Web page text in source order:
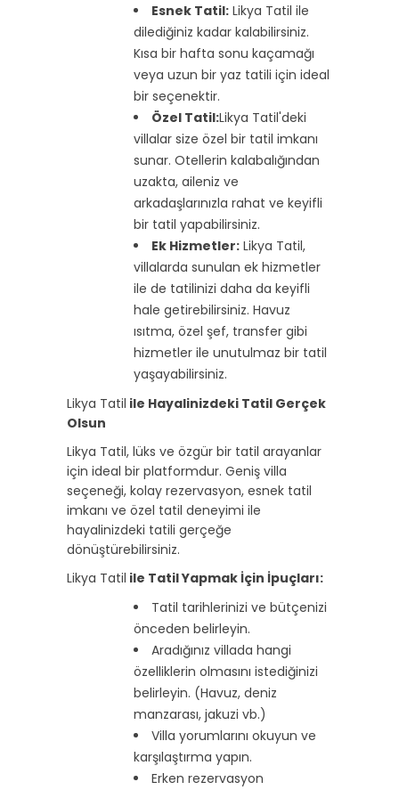
Esnek Tatil: Likya Tatil ile
dilediğiniz kadar kalabilirsiniz.
Kısa bir hafta sonu kaçamağı
veya uzun bir yaz tatili için ideal
bir seçenektir.
Özel Tatil:Likya Tatil'deki
villalar size özel bir tatil imkanı
sunar. Otellerin kalabalığından
uzakta, aileniz ve
arkadaşlarınızla rahat ve keyifli
bir tatil yapabilirsiniz.
Ek Hizmetler: Likya Tatil,
villalarda sunulan ek hizmetler
ile de tatilinizi daha da keyifli
hale getirebilirsiniz. Havuz
ısıtma, özel şef, transfer gibi
hizmetler ile unutulmaz bir tatil
yaşayabilirsiniz.
Likya Tatil ile Hayalinizdeki Tatil Gerçek
Olsun
Likya Tatil, lüks ve özgür bir tatil arayanlar
için ideal bir platformdur. Geniş villa
seçeneği, kolay rezervasyon, esnek tatil
imkanı ve özel tatil deneyimi ile
hayalinizdeki tatili gerçeğe
dönüştürebilirsiniz.
Likya Tatil ile Tatil Yapmak İçin İpuçları:
Tatil tarihlerinizi ve bütçenizi
önceden belirleyin.
Aradığınız villada hangi
özelliklerin olmasını istediğinizi
belirleyin. (Havuz, deniz
manzarası, jakuzi vb.)
Villa yorumlarını okuyun ve
karşılaştırma yapın.
Erken rezervasyon